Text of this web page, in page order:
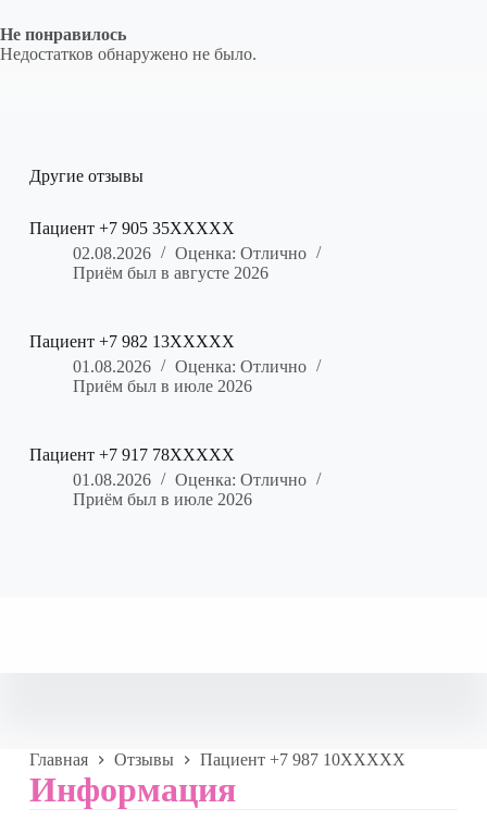
Не понравилось
Недостатков обнаружено не было.
Другие отзывы
Пациент +7 905 35XXXXX
02.08.2026
Оценка: Отлично
Приём был в августе 2026
Пациент +7 982 13XXXXX
01.08.2026
Оценка: Отлично
Приём был в июле 2026
Пациент +7 917 78XXXXX
01.08.2026
Оценка: Отлично
Приём был в июле 2026
Главная Отзывы Пациент +7 987 10XXXXX
Информация